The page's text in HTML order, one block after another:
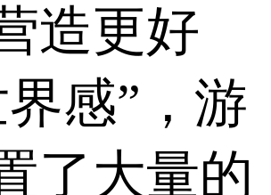
造更好
感”，游
了大量的